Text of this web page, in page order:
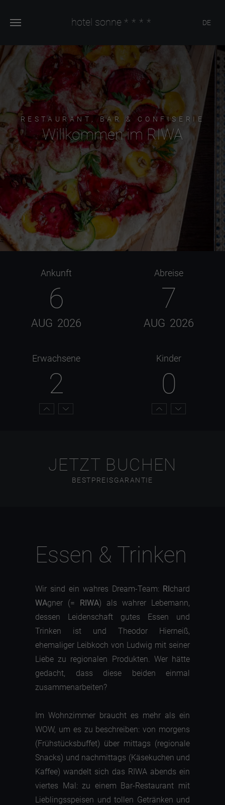
hotel sonne **** DE
RESTAURANT, BAR & CONFISERIE
Willkommen im RIWA
Ankunft
6
AUG 2026
Abreise
7
AUG 2026
Erwachsene
2
Kinder
0
JETZT BUCHEN
BESTPREISGARANTIE
Essen & Trinken
Wir sind ein wahres Dream-Team: RIchard
WAgner (= RIWA) als wahrer Lebemann,
dessen Leidenschaft gutes Essen und
Trinken ist und Theodor Hierneiß,
ehemaliger Leibkoch von Ludwig mit seiner
Liebe zu regionalen Produkten. Wer hätte
gedacht, dass diese beiden einmal
zusammenarbeiten?
Im Wohnzimmer braucht es mehr als ein
WOW, um es zu beschreiben: von morgens
(Frühstücksbuffet) über mittags (regionale
Snacks) und nachmittags (Käsekuchen und
Kaffee) wandelt sich das RIWA abends ein
viertes Mal: zu einem Bar-Restaurant mit
Lieblingsspeisen und tollen Getränken und